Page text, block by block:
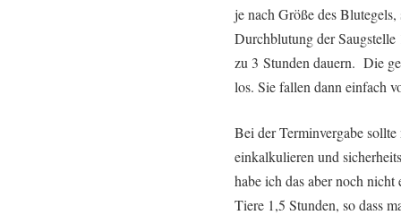
je nach Größe des
Durchblutung der
zu 3 Stunden dauern. Die
los. Sie fallen dann einfach
Bei der Terminvergabe
einkalkulieren und
habe ich das aber noch
Tiere 1,5 Stunden, so dass